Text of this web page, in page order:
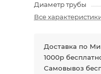
Диаметр трубы
Все
Доставка по
1000р
Самовывоз